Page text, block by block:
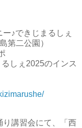
♪できじまるしぇ
第二公園）
しぇ2025のインス
講習会にて、「西